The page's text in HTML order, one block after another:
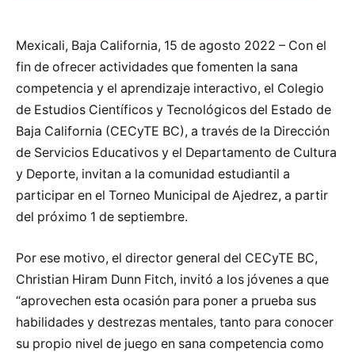
Mexicali, Baja California, 15 de agosto 2022 – Con el
fin de ofrecer actividades que fomenten la sana
competencia y el aprendizaje interactivo, el Colegio
de Estudios Científicos y Tecnológicos del Estado de
Baja California (CECyTE BC), a través de la Dirección
de Servicios Educativos y el Departamento de Cultura
y Deporte, invitan a la comunidad estudiantil a
participar en el Torneo Municipal de Ajedrez, a partir
del próximo 1 de septiembre.
Por ese motivo, el director general del CECyTE BC,
Christian Hiram Dunn Fitch, invitó a los jóvenes a que
“aprovechen esta ocasión para poner a prueba sus
habilidades y destrezas mentales, tanto para conocer
su propio nivel de juego en sana competencia como